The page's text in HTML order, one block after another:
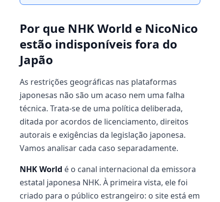
Por que NHK World e NicoNico
estão indisponíveis fora do
Japão
As restrições geográficas nas plataformas
japonesas não são um acaso nem uma falha
técnica. Trata-se de uma política deliberada,
ditada por acordos de licenciamento, direitos
autorais e exigências da legislação japonesa.
Vamos analisar cada caso separadamente.
NHK World é o canal internacional da emissora
estatal japonesa NHK. À primeira vista, ele foi
criado para o público estrangeiro: o site está em